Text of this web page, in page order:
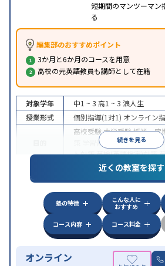
短期間のマンツーマン
る
編集部のおすすめポイント
3か月と6か月のコースを用意
高校の元英語教員も講師として在籍
続きを見る
対象学年 中1 ~ 3 高1 ~ 3 浪人生
授業形式
個別指導(1対1) オンライン
高校受験大学受験授業・定
学習習慣の定着国公立大
ト対策英検(英語検定)対策
特徴
中高一貫校生に対応授業の
学習にPC・タブレットを
科目から受講可能
近くの教室を探す
塾の特徴
こんな人に
おすすめ
コース内容
コース料金
オンライン